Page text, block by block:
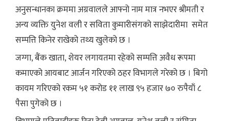
अनुसन्धानका क्रममा अग्रवालले आफ्नो नाम मात्र नभएर श्रीमती र
अन्य व्यक्ति युनेश वली र सविता कुमारीसंगको साझेदारीमा समेत
सम्पत्ति किनेर राखेको तथ्य खुलेको छ ।
जग्गा, बैंक खाता, शेयर लगायतमा रहेको सम्पत्ति अवैध रूपमा
कमाएको आयबाट आर्जन गरिएको ठहर विभागले गरेको छ । बिगो
कायम गरिएको रकम ५१ करोड ११ लाख ९५ हजार ७० रुपैयाँ ८
पैसा पुगेको छ ।